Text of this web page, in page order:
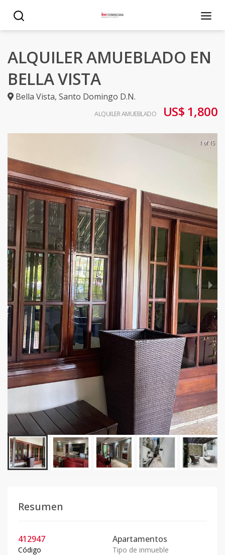
ALQUILER AMUEBLADO EN
BELLA VISTA
Bella Vista, Santo Domingo D.N.
ALQUILER AMUEBLADO US$ 1,800
1 of 15
Resumen
412947
Código
Apartamentos
Tipo de inmueble